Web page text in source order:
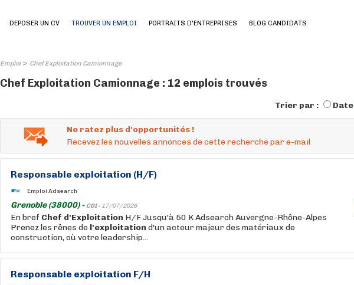
DEPOSER UN CV TROUVER UN EMPLOI PORTRAITS D'ENTREPRISES BLOG CANDIDATS
Emploi> Chef Exploitation Camionnage
Chef Exploitation Camionnage : 12 emplois trouvés
Trier par : Date
Ne ratez plus d'opportunités !
Recevez les nouvelles annonces de cette recherche par e-mail
Responsable exploitation (H/F)
Emploi Adsearch
Grenoble (38000) - CDI - 17/07/2026
En bref Chef d'Exploitation H/F Jusqu'à 50 K Adsearch Auvergne-Rhône-Alpes
Prenez les rênes de l'exploitation d'un acteur majeur des matériaux de
construction, où votre leadership...
Responsable exploitation F/H